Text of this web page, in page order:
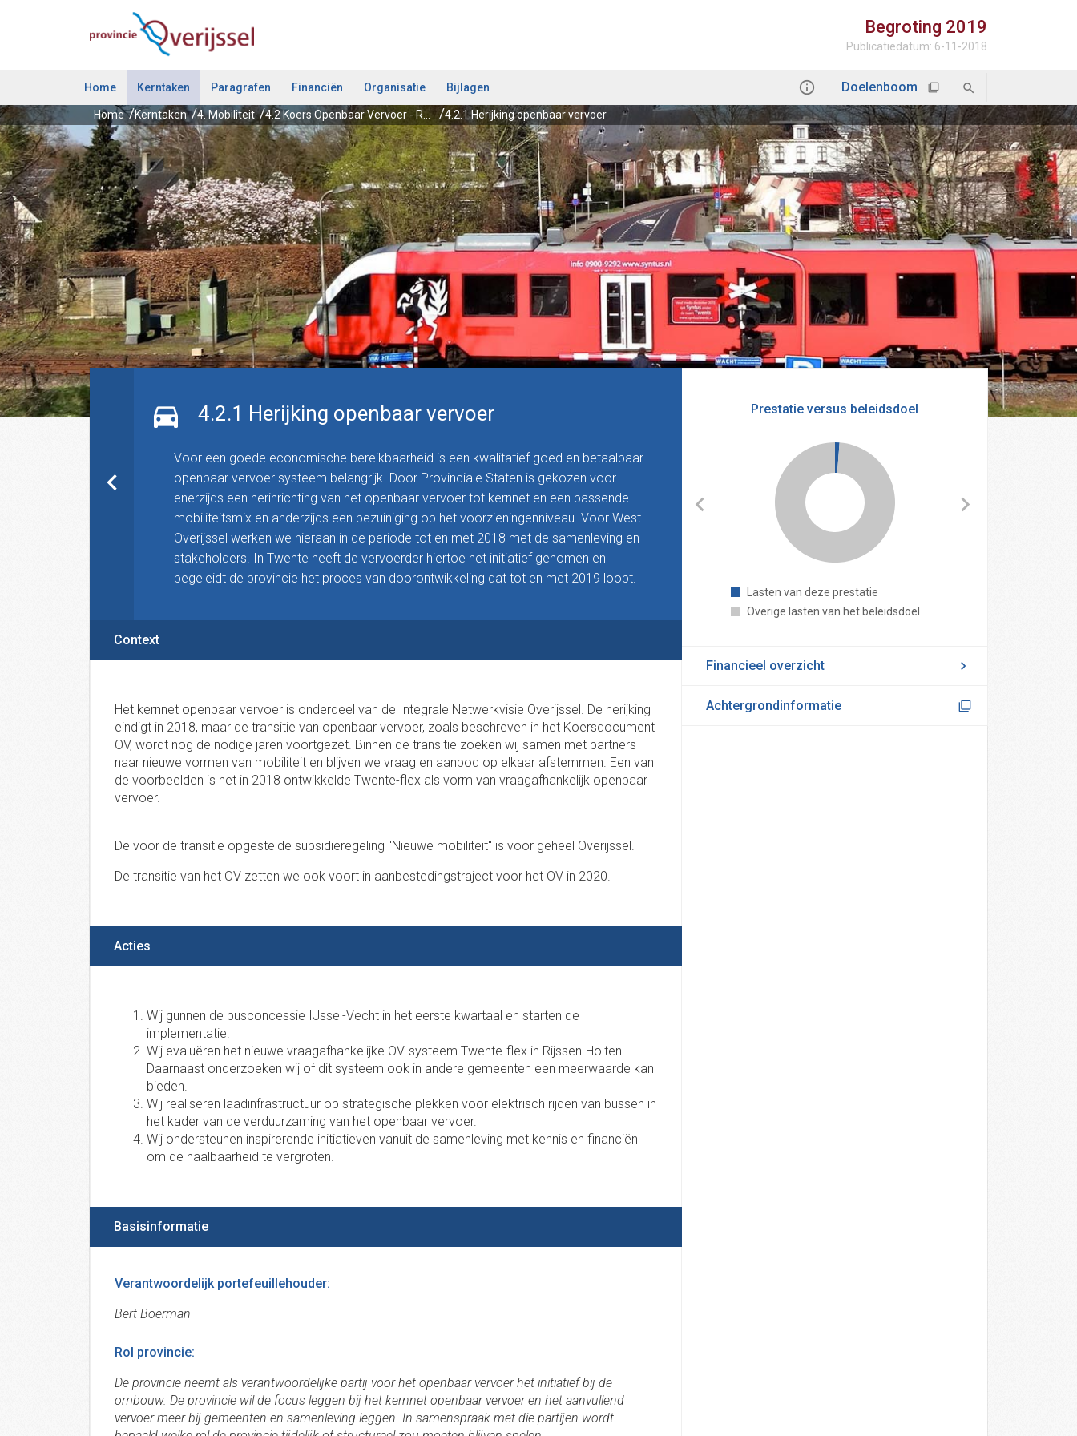
Ga naar de inhoud van deze pagina.
Begroting 2019
Publicatiedatum: 6-11-2018
Home Kerntaken Paragrafen Financiën Organisatie Bijlagen Doelenboom
Home Kerntaken 4. Mobiliteit 4.2.1 Herijking openbaar vervoer
4.2.1 Herijking openbaar vervoer
Voor een goede economische bereikbaarheid is een kwalitatief goed en betaalbaar
openbaar vervoer systeem belangrijk. Door Provinciale Staten is gekozen voor
enerzijds een herinrichting van het openbaar vervoer tot kernnet en een passende
mobiliteitsmix en anderzijds een bezuiniging op het voorzieningenniveau. Voor West-
Overijssel werken we hieraan in de periode tot en met 2018 met de samenleving en
stakeholders. In Twente heeft de vervoerder hiertoe het initiatief genomen en
begeleidt de provincie het proces van doorontwikkeling dat tot en met 2019 loopt.
Context
Het kernnet openbaar vervoer is onderdeel van de Integrale Netwerkvisie Overijssel. De herijking
eindigt in 2018, maar de transitie van openbaar vervoer, zoals beschreven in het Koersdocument
OV, wordt nog de nodige jaren voortgezet. Binnen de transitie zoeken wij samen met partners
naar nieuwe vormen van mobiliteit en blijven we vraag en aanbod op elkaar afstemmen. Een van
de voorbeelden is het in 2018 ontwikkelde Twente-flex als vorm van vraagafhankelijk openbaar
vervoer.
De voor de transitie opgestelde subsidieregeling "Nieuwe mobiliteit" is voor geheel Overijssel.
De transitie van het OV zetten we ook voort in aanbestedingstraject voor het OV in 2020.
Acties
Wij gunnen de busconcessie IJssel-Vecht in het eerste kwartaal en starten de
implementatie.
Wij evaluëren het nieuwe vraagafhankelijke OV-systeem Twente-flex in Rijssen-Holten.
Daarnaast onderzoeken wij of dit systeem ook in andere gemeenten een meerwaarde kan
bieden.
Wij realiseren laadinfrastructuur op strategische plekken voor elektrisch rijden van bussen in
het kader van de verduurzaming van het openbaar vervoer.
Wij ondersteunen inspirerende initiatieven vanuit de samenleving met kennis en financiën
om de haalbaarheid te vergroten.
Basisinformatie
Verantwoordelijk portefeuillehouder:
Bert Boerman
Rol provincie:
De provincie neemt als verantwoordelijke partij voor het openbaar vervoer het initiatief bij de
ombouw. De provincie wil de focus leggen bij het kernnet openbaar vervoer en het aanvullend
vervoer meer bij gemeenten en samenleving leggen. In samenspraak met die partijen wordt
Prestatie versus beleidsdoel
Lasten van deze prestatie
Overige lasten van het beleidsdoel
Financieel overzicht
Achtergrondinformatie